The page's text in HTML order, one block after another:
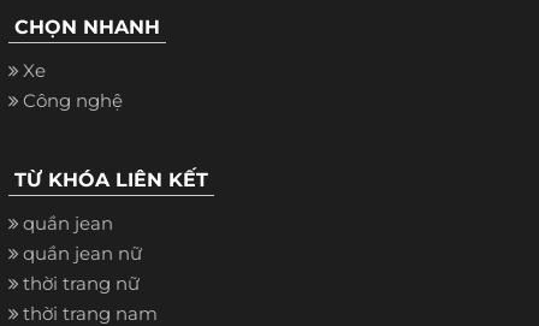
CHỌN NHANH
Xe
Công nghệ
TỪ KHÓA LIÊN KẾT
quần jean
quần jean nữ
thời trang nữ
thời trang nam